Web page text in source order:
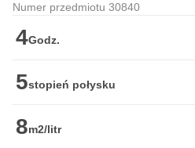
Numer przedmiotu 30840
4Godz.
5stopień połysku
8m2/litr